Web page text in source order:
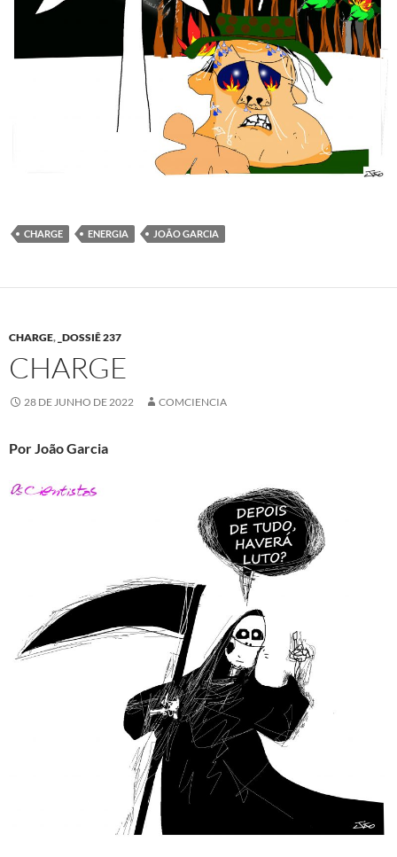
CHARGE ENERGIA JOÃO GARCIA
CHARGE, _DOSSIÊ 237
CHARGE
28 DE JUNHO DE 2022 COMCIENCIA
Por João Garcia